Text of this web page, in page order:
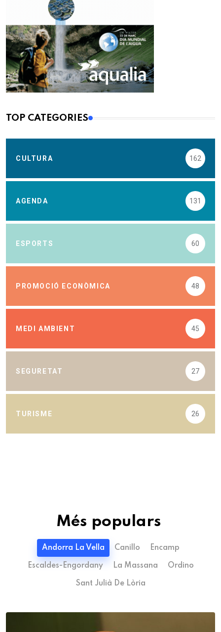
TOP CATEGORIES
CULTURA 162
AGENDA 131
ESPORTS 60
PROMOCIÓ ECONÒMICA 48
MEDI AMBIENT 45
SEGURETAT 27
TURISME 26
Més populars
Andorra La Vella Canillo Encamp
Escaldes-Engordany La Massana Ordino
Sant Julià De Lòria